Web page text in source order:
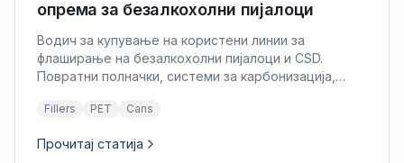
опрема за безалкохолни пијалоци
Водич за купување на користени линии за
флаширање на безалкохолни пијалоци и CSD.
Повратни полначки, системи за карбонизација,
пијалоци.
Fillers PET Cans
Прочитај статија